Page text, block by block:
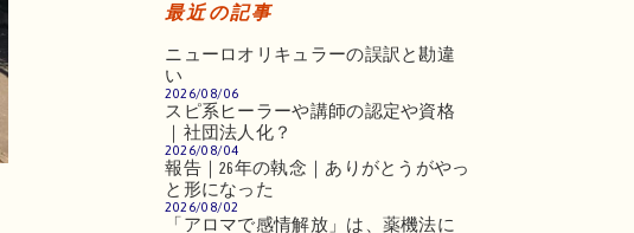
最近の記事
ニューロオリキュラーの誤訳と勘違
い
2026/08/06
スピ系ヒーラーや講師の認定や資格
｜社団法人化？
2026/08/04
報告｜26年の執念｜ありがとうがやっ
と形になった
2026/08/02
「アロマで感情解放」は、薬機法に